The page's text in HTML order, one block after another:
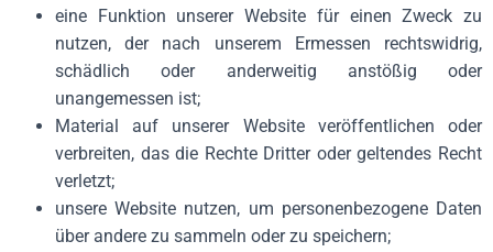
eine Funktion unserer Website für einen Zweck zu
nutzen, der nach unserem Ermessen rechtswidrig,
schädlich oder anderweitig anstößig oder
unangemessen ist;
Material auf unserer Website veröffentlichen oder
verbreiten, das die Rechte Dritter oder geltendes Recht
verletzt;
unsere Website nutzen, um personenbezogene Daten
über andere zu sammeln oder zu speichern;